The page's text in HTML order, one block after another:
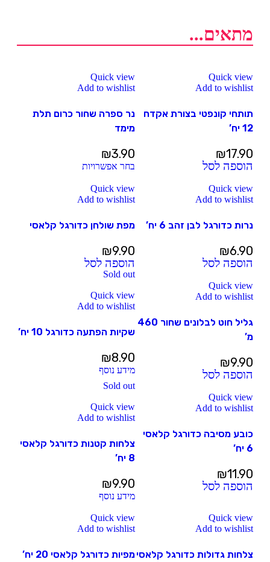
מתאים...
Quick view
Add to wishlist
תותחי קונפטי בצורת אקדח
12 יח’
₪17.90
הוספה לסל
Quick view
Add to wishlist
נר ספרה שחור כרום תלת
מימד
₪3.90
בחר אפשרויות
Quick view
Add to wishlist
נרות כדורגל לבן זהב 6 יח’
₪6.90
הוספה לסל
Quick view
Add to wishlist
מפת שולחן כדורגל קלאסי
₪9.90
הוספה לסל
Quick view
Add to wishlist
גליל חוט לבלונים שחור 460
מ’
₪9.90
הוספה לסל
Sold out
Quick view
Add to wishlist
שקיות הפתעה כדורגל 10 יח’
₪8.90
מידע נוסף
Quick view
Add to wishlist
כובע מסיבה כדורגל קלאסי
6 יח’
₪11.90
הוספה לסל
Sold out
Quick view
Add to wishlist
צלחות קטנות כדורגל קלאסי
8 יח’
₪9.90
מידע נוסף
Quick view
Add to wishlist
צלחות גדולות כדורגל קלאסי
Quick view
Add to wishlist
מפיות כדורגל קלאסי 20 יח’